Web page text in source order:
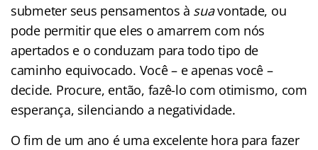
submeter seus pensamentos à suavontade, ou
pode permitir que eles o amarrem com nós
apertados e o conduzam para todo tipo de
caminho equivocado. Você – e apenas você –
decide. Procure, então, fazê-lo com otimismo, com
esperança, silenciando a negatividade.
O fim de um ano é uma excelente hora para fazer